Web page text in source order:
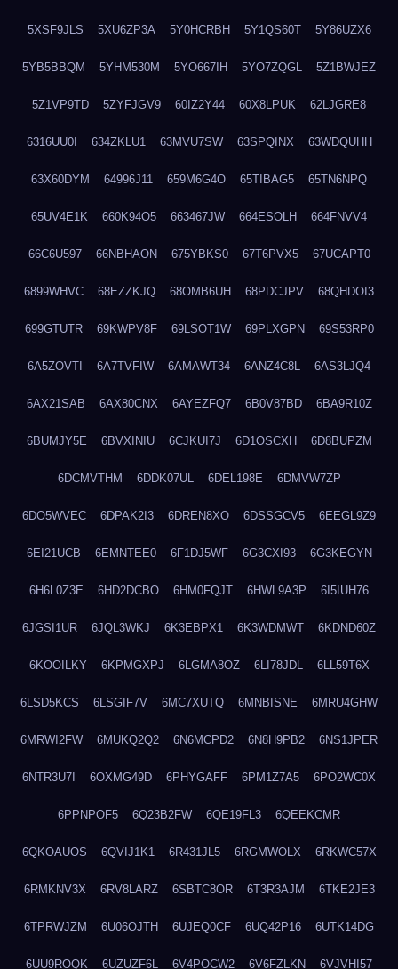
5XSF9JLS 5XU6ZP3A 5Y0HCRBH 5Y1QS60T 5Y86UZX6
5YB5BBQM 5YHM530M 5YO667IH 5YO7ZQGL 5Z1BWJEZ
5Z1VP9TD 5ZYFJGV9 60IZ2Y44 60X8LPUK 62LJGRE8
6316UU0I 634ZKLU1 63MVU7SW 63SPQINX 63WDQUHH
63X60DYM 64996J11 659M6G4O 65TIBAG5 65TN6NPQ
65UV4E1K 660K94O5 663467JW 664ESOLH 664FNVV4
66C6U597 66NBHAON 675YBKS0 67T6PVX5 67UCAPT0
6899WHVC 68EZZKJQ 68OMB6UH 68PDCJPV 68QHDOI3
699GTUTR 69KWPV8F 69LSOT1W 69PLXGPN 69S53RP0
6A5ZOVTI 6A7TVFIW 6AMAWT34 6ANZ4C8L 6AS3LJQ4
6AX21SAB 6AX80CNX 6AYEZFQ7 6B0V87BD 6BA9R10Z
6BUMJY5E 6BVXINIU 6CJKUI7J 6D1OSCXH 6D8BUPZM
6DCMVTHM 6DDK07UL 6DEL198E 6DMVW7ZP
6DO5WVEC 6DPAK2I3 6DREN8XO 6DSSGCV5 6EEGL9Z9
6EI21UCB 6EMNTEE0 6F1DJ5WF 6G3CXI93 6G3KEGYN
6H6L0Z3E 6HD2DCBO 6HM0FQJT 6HWL9A3P 6I5IUH76
6JGSI1UR 6JQL3WKJ 6K3EBPX1 6K3WDMWT 6KDND60Z
6KOOILKY 6KPMGXPJ 6LGMA8OZ 6LI78JDL 6LL59T6X
6LSD5KCS 6LSGIF7V 6MC7XUTQ 6MNBISNE 6MRU4GHW
6MRWI2FW 6MUKQ2Q2 6N6MCPD2 6N8H9PB2 6NS1JPER
6NTR3U7I 6OXMG49D 6PHYGAFF 6PM1Z7A5 6PO2WC0X
6PPNPOF5 6Q23B2FW 6QE19FL3 6QEEKCMR
6QKOAUOS 6QVIJ1K1 6R431JL5 6RGMWOLX 6RKWC57X
6RMKNV3X 6RV8LARZ 6SBTC8OR 6T3R3AJM 6TKE2JE3
6TPRWJZM 6U06OJTH 6UJEQ0CF 6UQ42P16 6UTK14DG
6UU9ROQK 6UZUZF6L 6V4POCW2 6V6FZLKN 6VJVHI57